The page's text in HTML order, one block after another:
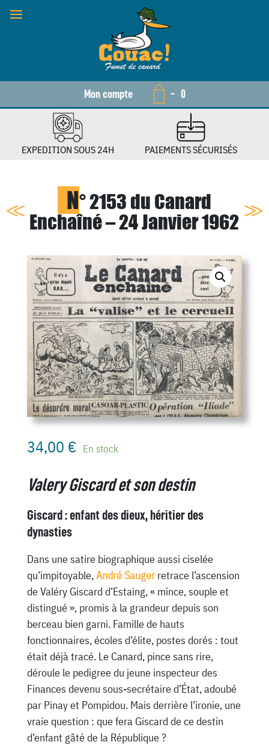
Mon compte - 0
EXPEDITION SOUS 24H PAIEMENTS SÉCURISÉS
N° 2153 du Canard
Enchaîné – 24 Janvier 1962
34,00 € En stock
Valery Giscard et son destin
Giscard : enfant des dieux, héritier des
dynasties
Dans une satire biographique aussi ciselée
qu’impitoyable,André Saugerretrace l’ascension
de Valéry Giscard d’Estaing, « mince, souple et
distingué », promis à la grandeur depuis son
berceau bien garni. Famille de hauts
fonctionnaires, écoles d’élite, postes dorés : tout
était déjà tracé. Le Canard, pince sans rire,
déroule le pedigree du jeune inspecteur des
Finances devenu sous-secrétaire d’État, adoubé
par Pinay et Pompidou. Mais derrière l’ironie, une
vraie question : que fera Giscard de ce destin
d’enfant gâté de la République ?